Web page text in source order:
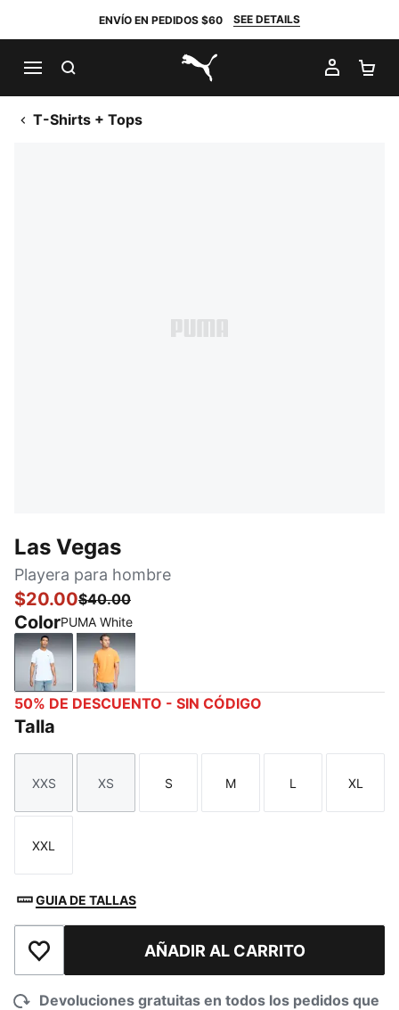
ENVÍO EN PEDIDOS $60 SEE DETAILS
PUMA.com
MI
T-Shirts + Tops
Las Vegas
Playera para hombre
$20.00$40.00
ColorPUMA White
PUMA WhiteOrange Glo
50% DE DESCUENTO - SIN CÓDIGO
Talla
Talla
XXS
Talla
XS
Talla
S
Talla
M
Talla
L
Talla
XL
Talla
XXL
GUIA DE TALLAS
Añadir a la lista de deseosAÑADIR AL CARRITO
Devoluciones gratuitas en todos los pedidos que